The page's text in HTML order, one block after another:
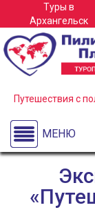
Путешествия с
Туры в
Архангельск
МЕНЮ